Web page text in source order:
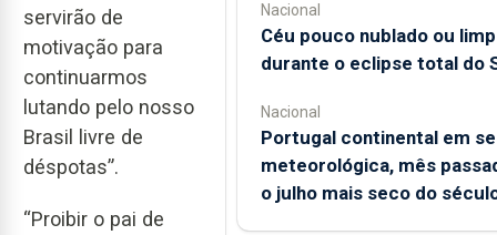
servirão de
motivação para
continuarmos
lutando pelo nosso
Brasil livre de
déspotas”.
“Proibir o pai de
Nacional
Céu pouco nublado ou
durante o eclipse total do
Nacional
Portugal continental em
meteorológica, mês
o julho mais seco do